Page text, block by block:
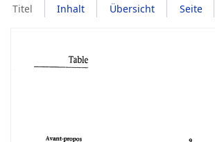
Titel Inhalt Übersicht Seite